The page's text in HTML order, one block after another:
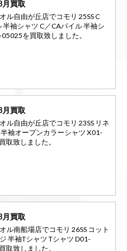
買取
ル自由が丘店でコモリ 25SS C
半袖シャツ C／CAパイル 半袖シ
05025を買取致しました。
買取
ル自由が丘店でコモリ 23SS リネ
袖オープンカラーシャツ X01-
取致しました。
買取
ル南船場店でコモリ 26SS コット
半袖Tシャツ Tシャツ D01-
取致しました。